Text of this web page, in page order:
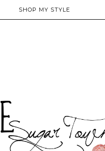
SHOP MY STYLE